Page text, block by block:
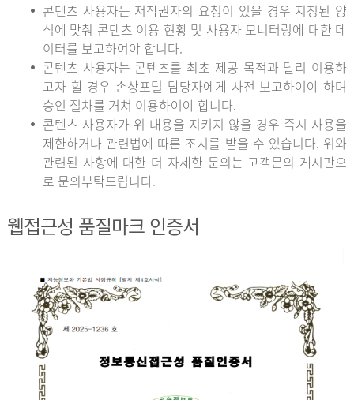
콘텐츠 사용자는 저작권자의 요청이 있을 경우 지정된 양
식에 맞춰 콘텐츠 이용 현황 및 사용자 모니터링에 대한 데
이터를 보고하여야 합니다.
콘텐츠 사용자는 콘텐츠를 최초 제공 목적과 달리 이용하
고자 할 경우 손상포털 담당자에게 사전 보고하여야 하며
승인 절차를 거쳐 이용하여야 합니다.
콘텐츠 사용자가 위 내용을 지키지 않을 경우 즉시 사용을
제한하거나 관련법에 따른 조치를 받을 수 있습니다. 위와
관련된 사항에 대한 더 자세한 문의는 고객문의 게시판으
로 문의부탁드립니다.
웹접근성 품질마크 인증서